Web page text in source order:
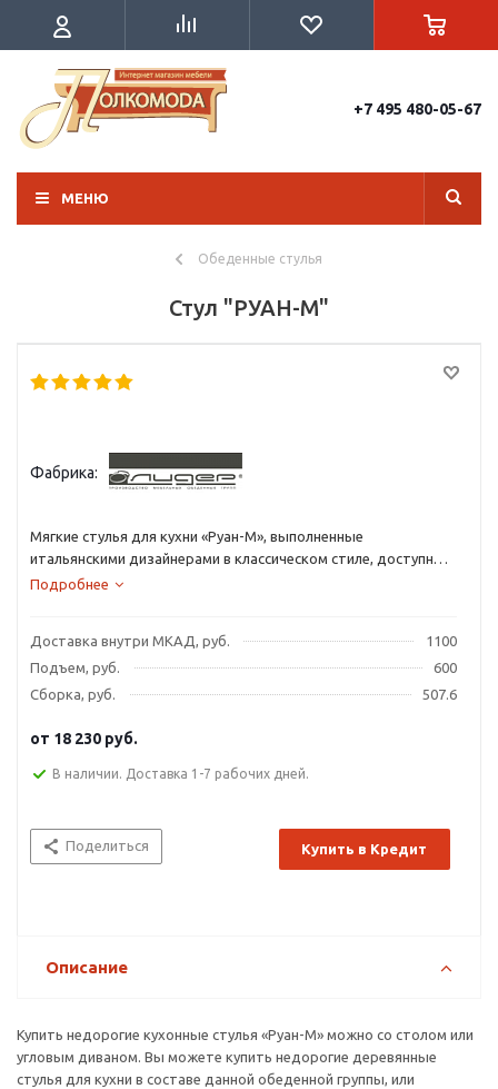
+7 495 480-05-67
МЕНЮ
Обеденные стулья
Стул "РУАН-М"
Фабрика:
Мягкие стулья для кухни «Руан-М», выполненные
итальянскими дизайнерами в классическом стиле, доступны
покупателям в таких цветах натурального дерева: венге,
Подробнее
Доставка внутри МКАД, руб.
1100
Подъем, руб.
600
Сборка, руб.
507.6
от 18 230 руб.
В наличии. Доставка 1-7 рабочих дней.
Поделиться Купить в Кредит
Описание
Купить недорогие кухонные стулья «Руан-М» можно со столом или
угловым диваном. Вы можете купить недорогие деревянные
стулья для кухни в составе данной обеденной группы, или